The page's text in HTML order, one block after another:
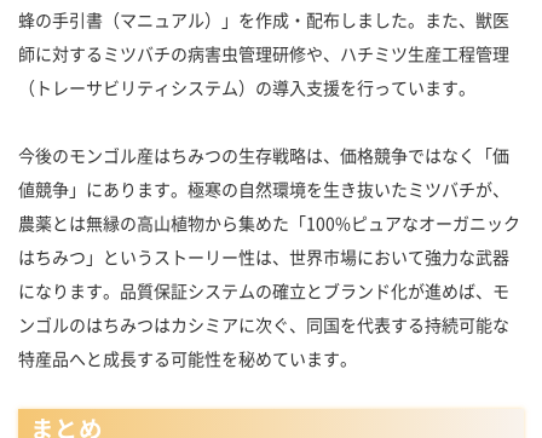
蜂の手引書（マニュアル）」を作成・配布しました。また、獣医
師に対するミツバチの病害虫管理研修や、ハチミツ生産工程管理
（トレーサビリティシステム）の導入支援を行っています。
今後のモンゴル産はちみつの生存戦略は、価格競争ではなく「価
値競争」にあります。極寒の自然環境を生き抜いたミツバチが、
農薬とは無縁の高山植物から集めた「100%ピュアなオーガニック
はちみつ」というストーリー性は、世界市場において強力な武器
になります。品質保証システムの確立とブランド化が進めば、モ
ンゴルのはちみつはカシミアに次ぐ、同国を代表する持続可能な
特産品へと成長する可能性を秘めています。
まとめ